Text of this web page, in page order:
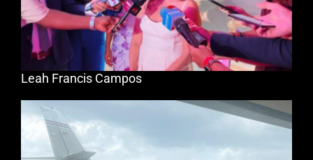
Leah Francis Campos